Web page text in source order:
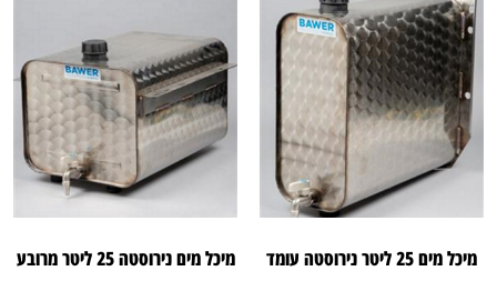
מיכל מים 25 ליטר נירוסטה עומד מיכל מים נירוסטה 25 ליטר מרובע